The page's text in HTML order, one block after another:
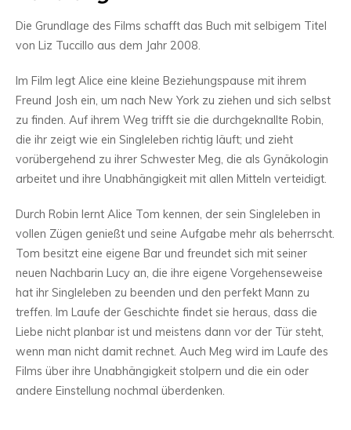
Die Grundlage des Films schafft das Buch mit selbigem Titel
von Liz Tuccillo aus dem Jahr 2008.
Im Film legt Alice eine kleine Beziehungspause mit ihrem
Freund Josh ein, um nach New York zu ziehen und sich selbst
zu finden. Auf ihrem Weg trifft sie die durchgeknallte Robin,
die ihr zeigt wie ein Singleleben richtig läuft; und zieht
vorübergehend zu ihrer Schwester Meg, die als Gynäkologin
arbeitet und ihre Unabhängigkeit mit allen Mitteln verteidigt.
Durch Robin lernt Alice Tom kennen, der sein Singleleben in
vollen Zügen genießt und seine Aufgabe mehr als beherrscht.
Tom besitzt eine eigene Bar und freundet sich mit seiner
neuen Nachbarin Lucy an, die ihre eigene Vorgehenseweise
hat ihr Singleleben zu beenden und den perfekt Mann zu
treffen. Im Laufe der Geschichte findet sie heraus, dass die
Liebe nicht planbar ist und meistens dann vor der Tür steht,
wenn man nicht damit rechnet. Auch Meg wird im Laufe des
Films über ihre Unabhängigkeit stolpern und die ein oder
andere Einstellung nochmal überdenken.